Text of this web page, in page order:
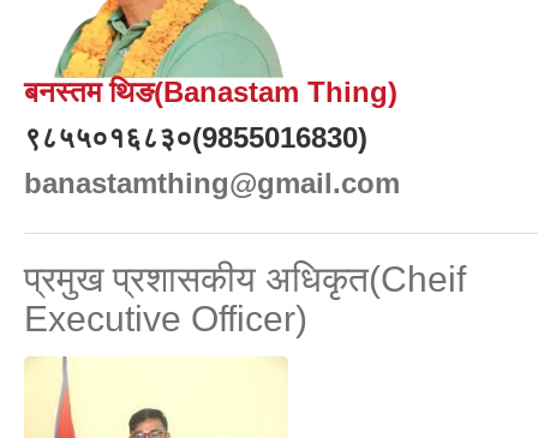
बनस्तम थिङ(Banastam Thing)
९८५५०१६८३०(9855016830)
banastamthing@gmail.com
प्रमुख प्रशासकीय अधिकृत(Cheif
Executive Officer)